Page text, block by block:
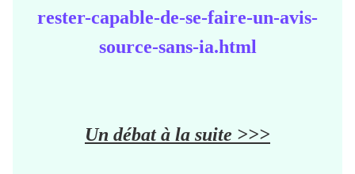
rester-capable-de-se-faire-un-avis-
source-sans-ia.html
Un débat à la suite >>>